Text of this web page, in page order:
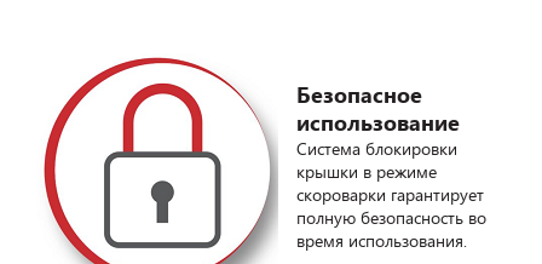
Безопасное
использование
Система блокировки
крышки в режиме
скороварки гарантирует
полную безопасность во
время использования.